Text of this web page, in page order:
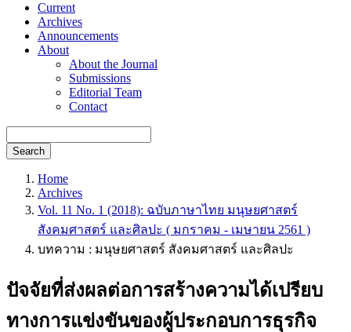
Current
Archives
Announcements
About
About the Journal
Submissions
Editorial Team
Contact
Search
Home
Archives
Vol. 11 No. 1 (2018): ฉบับภาษาไทย มนุษยศาสตร์
สังคมศาสตร์ และศิลปะ ( มกราคม - เมษายน 2561 )
บทความ : มนุษยศาสตร์ สังคมศาสตร์ และศิลปะ
ปัจจัยที่ส่งผลต่อการสร้างความได้เปรียบ
ทางการแข่งขันของผู้ประกอบการธุรกิจ